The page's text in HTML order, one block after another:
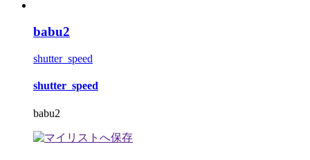
babu2
shutter_speed
shutter_speed
babu2